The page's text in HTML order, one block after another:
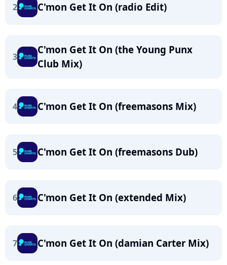
2 C'mon Get It On (radio Edit)
3
C'mon Get It On (the Young Punx
Club Mix)
4 C'mon Get It On (freemasons Mix)
5 C'mon Get It On (freemasons Dub)
6 C'mon Get It On (extended Mix)
7 C'mon Get It On (damian Carter Mix)